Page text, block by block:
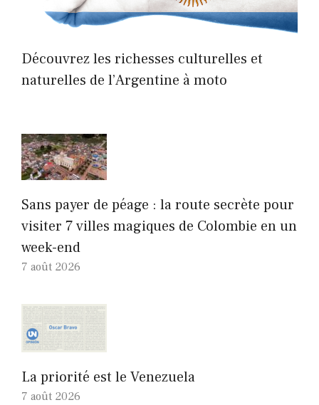
Découvrez les richesses culturelles et
naturelles de l’Argentine à moto
Sans payer de péage : la route secrète pour
visiter 7 villes magiques de Colombie en un
week-end
7 août 2026
La priorité est le Venezuela
7 août 2026